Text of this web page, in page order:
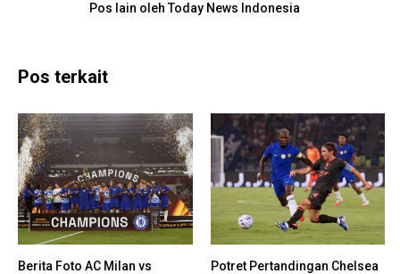
Pos lain oleh Today News Indonesia
Pos terkait
Berita Foto AC Milan vs
Potret Pertandingan Chelsea